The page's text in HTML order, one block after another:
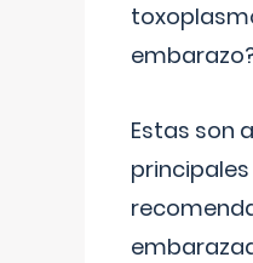
Estas son
principales